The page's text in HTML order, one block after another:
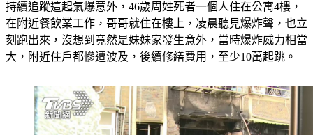
持續追蹤這起氣爆意外，46歲周姓死者一個人住在公寓4樓，
在附近餐飲業工作，哥哥就住在樓上，凌晨聽見爆炸聲，也立
刻跑出來，沒想到竟然是妹妹家發生意外，當時爆炸威力相當
大，附近住戶都慘遭波及，後續修繕費用，至少10萬起跳。